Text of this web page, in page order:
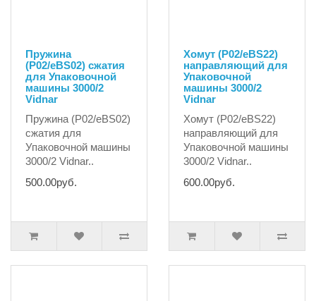
Пружина
(P02/eBS02) сжатия
для Упаковочной
машины 3000/2
Vidnar
Пружина (P02/eBS02)
сжатия для
Упаковочной машины
3000/2 Vidnar..
500.00руб.
Хомут (P02/eBS22)
направляющий для
Упаковочной
машины 3000/2
Vidnar
Хомут (P02/eBS22)
направляющий для
Упаковочной машины
3000/2 Vidnar..
600.00руб.